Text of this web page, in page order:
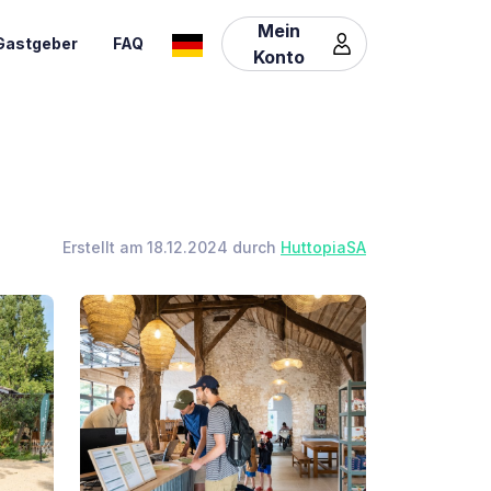
FAQ
Mein
Konto
Erstellt am 18.12.2024 durch HuttopiaSA